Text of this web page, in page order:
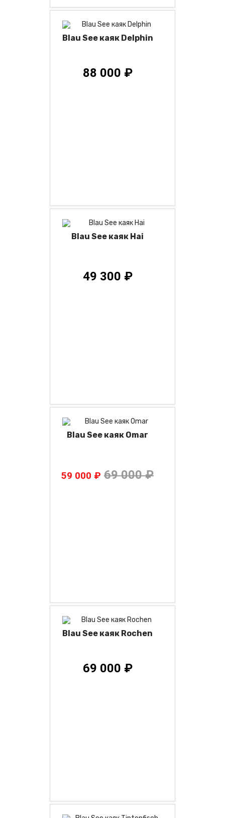
Blau See каяк Delphin
88 000 ₽
Blau See каяк Hai
49 300 ₽
Blau See каяк Omar
59 000 ₽ 69 000 ₽
Blau See каяк Rochen
69 000 ₽